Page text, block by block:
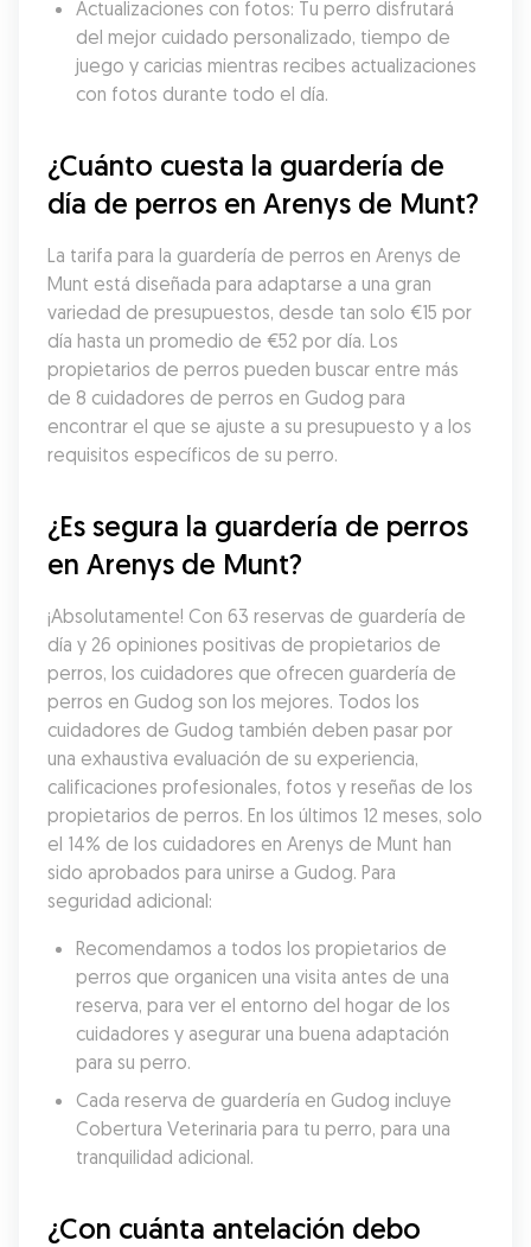
Actualizaciones con fotos: Tu perro disfrutará
del mejor cuidado personalizado, tiempo de
juego y caricias mientras recibes actualizaciones
con fotos durante todo el día.
¿Cuánto cuesta la guardería de
día de perros en Arenys de Munt?
La tarifa para la guardería de perros en Arenys de
Munt está diseñada para adaptarse a una gran
variedad de presupuestos, desde tan solo €15 por
día hasta un promedio de €52 por día. Los
propietarios de perros pueden buscar entre más
de 8 cuidadores de perros en Gudog para
encontrar el que se ajuste a su presupuesto y a los
requisitos específicos de su perro.
¿Es segura la guardería de perros
en Arenys de Munt?
¡Absolutamente! Con 63 reservas de guardería de
día y 26 opiniones positivas de propietarios de
perros, los cuidadores que ofrecen guardería de
perros en Gudog son los mejores. Todos los
cuidadores de Gudog también deben pasar por
una exhaustiva evaluación de su experiencia,
calificaciones profesionales, fotos y reseñas de los
propietarios de perros. En los últimos 12 meses, solo
el 14% de los cuidadores en Arenys de Munt han
sido aprobados para unirse a Gudog. Para
seguridad adicional:
Recomendamos a todos los propietarios de
perros que organicen una visita antes de una
reserva, para ver el entorno del hogar de los
cuidadores y asegurar una buena adaptación
para su perro.
Cada reserva de guardería en Gudog incluye
Cobertura Veterinaria para tu perro, para una
tranquilidad adicional.
¿Con cuánta antelación debo